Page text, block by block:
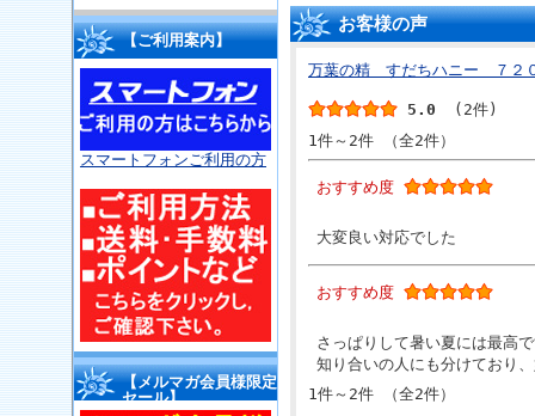
【ご利用案内】
スマートフォンご利用の方
【メルマガ会員様限定
セール】
お客様の声
万葉の精 すだちハニー ７２
5.0
(2件)
1件～2件 （全2件）
おすすめ度
大変良い対応でした
おすすめ度
さっぱりして暑い夏には最高
知り合いの人にも分けており
1件～2件 （全2件）